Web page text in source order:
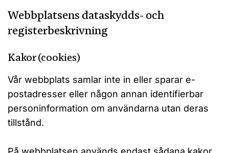
Webbplatsens dataskydds- och
registerbeskrivning
Kakor (cookies)
Vår webbplats samlar inte in eller sparar e-
postadresser eller någon annan identifierbar
personinformation om användarna utan deras
tillstånd.